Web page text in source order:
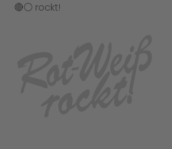
🔴⚪️ rockt!